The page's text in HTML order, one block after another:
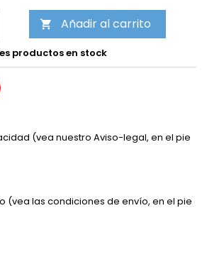
 Añadir al carrito
productos en stock
(vea nuestro Aviso-legal, en el pie
(vea las condiciones de envío, en el pie